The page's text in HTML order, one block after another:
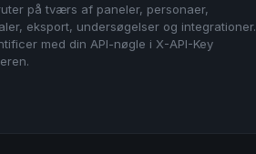
på tværs af paneler, personaer,
eksport, undersøgelser og integrationer.
med din API-nøgle i X-API-Key